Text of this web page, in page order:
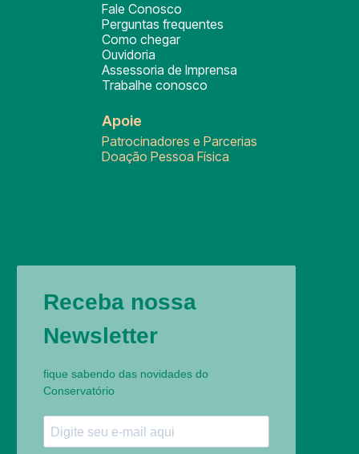
Fale Conosco
Perguntas frequentes
Como chegar
Ouvidoria
Assessoria de Imprensa
Trabalhe conosco
Apoie
Patrocinadores e Parcerias
Doação Pessoa Física